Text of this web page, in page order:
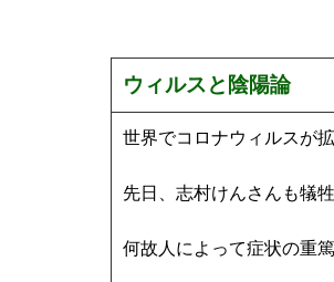
ウィルスと陰陽論
世界でコロナウィルスが
先日、志村けんさんも犠
何故人によって症状の重